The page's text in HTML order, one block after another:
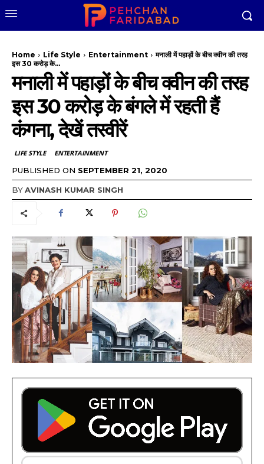
Home Life Style Entertainment
मनाली में पहाड़ों के बीच क्वीन की तरह
इस 30 करोड़ के...
मनाली में पहाड़ों के बीच क्वीन की तरह
इस 30 करोड़ के बंगले में रहती हैं
कंगना, देखें तस्वीरें
LIFE STYLE ENTERTAINMENT
PUBLISHED ON SEPTEMBER 21, 2020
BYAVINASH KUMAR SINGH